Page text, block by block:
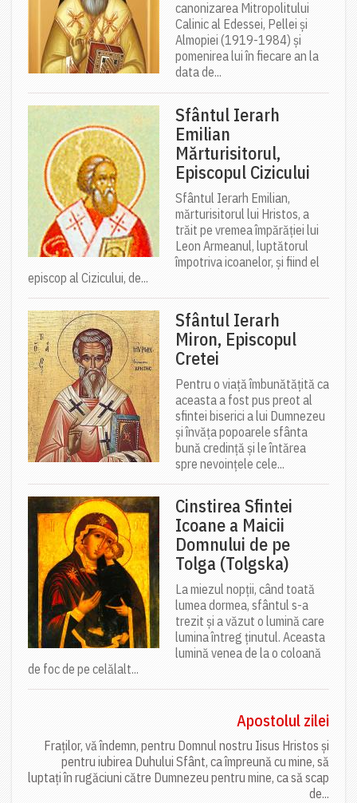
canonizarea Mitropolitului
Calinic al Edessei, Pellei și
Almopiei (1919-1984) și
pomenirea lui în fiecare an la
data de...
Sfântul Ierarh
Emilian
Mărturisitorul,
Episcopul Cizicului
Sfântul Ierarh Emilian,
mărturisitorul lui Hristos, a
trăit pe vremea împărăției lui
Leon Armeanul, luptătorul
împotriva icoanelor, și fiind el
episcop al Cizicului, de...
Sfântul Ierarh
Miron, Episcopul
Cretei
Pentru o viață îmbunătățită ca
aceasta a fost pus preot al
sfintei biserici a lui Dumnezeu
și învăța popoarele sfânta
bună credință și le întărea
spre nevoințele cele...
Cinstirea Sfintei
Icoane a Maicii
Domnului de pe
Tolga (Tolgska)
La miezul nopții, când toată
lumea dormea, sfântul s-a
trezit și a văzut o lumină care
lumina întreg ținutul. Aceasta
lumină venea de la o coloană
de foc de pe celălalt...
Apostolul zilei
Fraților, vă îndemn, pentru Domnul nostru Iisus Hristos și
pentru iubirea Duhului Sfânt, ca împreună cu mine, să
luptați în rugăciuni către Dumnezeu pentru mine, ca să scap
de...